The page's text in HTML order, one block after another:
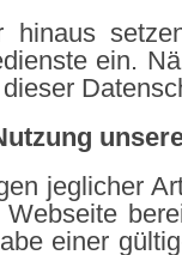
hinaus
ein.
jeglicher
Webseite
einer